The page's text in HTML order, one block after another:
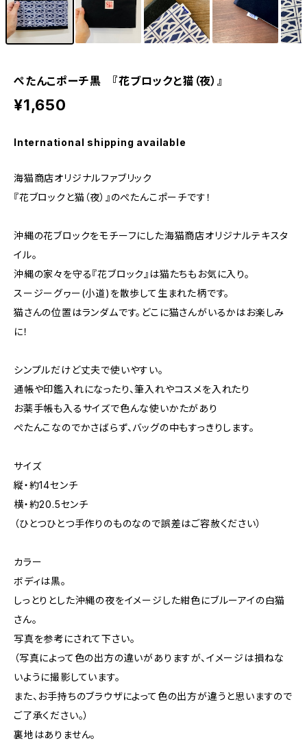
ぺたんこポーチ黒 『花ブロックと猫（夜）』
¥1,650
International shipping available
海猫商店オリジナルファブリック
『花ブロックと猫（夜）』のぺたんこポーチです！
沖縄の花ブロックをモチーフにした海猫商店オリジナルテキスタ
イル。
沖縄の家々を守る『花ブロック』は猫たちもお気に入り。
スージーグヮー(小道)を散歩して生まれた柄です。
猫さんの位置はランダムです。どこに猫さんがいるかはお楽しみ
に！
シンプルだけど丈夫で使いやすい。
通帳や印鑑入れになったり、筆入れやコスメを入れたり
お薬手帳も入るサイズで色んな使いかたがあり
ぺたんこなのでかさばらず、バッグの中もすっきりします。
サイズ
縦・約14センチ
横・約20.5センチ
（ひとつひとつ手作りのものなので誤差はご容赦ください）
カラー
ボディは黒。
しっとりとした沖縄の夜をイメージした紺色にブルーアイの白猫
さん。
写真を参考にされて下さい。
（写真によって色の出方の違いがありますが、イメージは損ねな
いように撮影しています。
また、お手持ちのブラウザによって色の出方が違うと思いますので
ご了承ください。）
裏地はありません。